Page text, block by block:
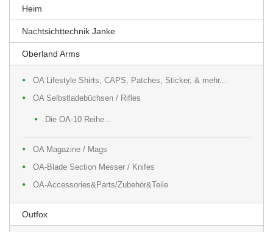
Heim
Nachtsichttechnik Janke
Oberland Arms
OA Lifestyle Shirts, CAPS, Patches, Sticker, & mehr...
OA Selbstladebüchsen / Rifles
Die OA-10 Reihe...
OA Magazine / Mags
OA-Blade Section Messer / Knifes
OA-Accessories&Parts/Zubehör&Teile
Outfox